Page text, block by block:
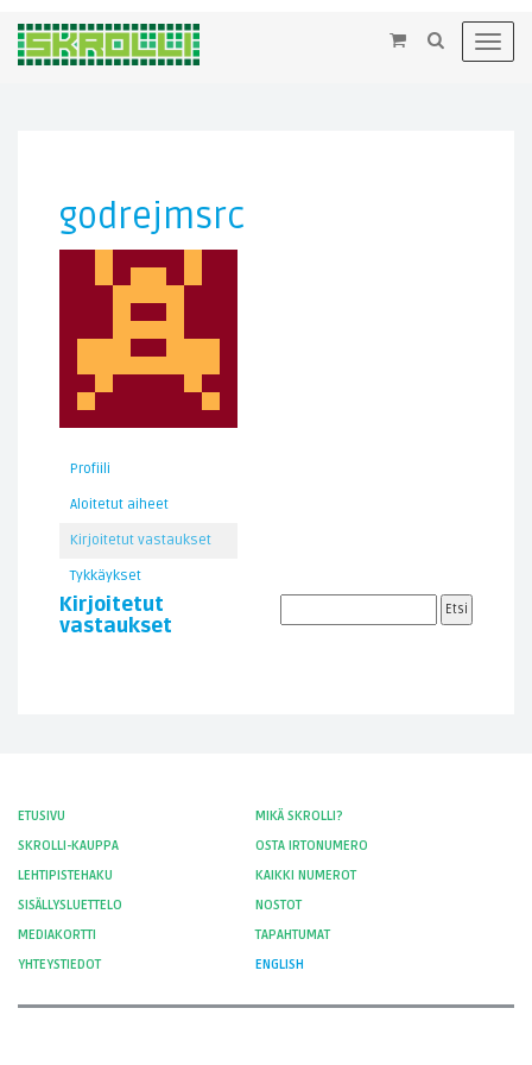
×
godrejmsrc
Profiili
Aloitetut aiheet
Kirjoitetut vastaukset
Tykkäykset
Kirjoitetut
vastaukset
ETUSIVU
MIKÄ SKROLLI?
SKROLLI-KAUPPA
OSTA IRTONUMERO
LEHTIPISTEHAKU
KAIKKI NUMEROT
SISÄLLYSLUETTELO
NOSTOT
MEDIAKORTTI
TAPAHTUMAT
YHTEYSTIEDOT
ENGLISH